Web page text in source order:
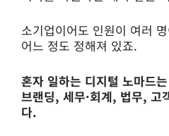
소기업이어도 인원이 여러
어느 정도 정해져 있죠.
혼자 일하는 디지털 노마드
브랜딩, 세무·회계, 법무, 고
다.